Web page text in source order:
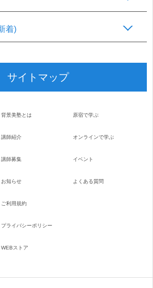
着)
サイトマップ
背景美塾とは
講師紹介
講師募集
お知らせ
原宿で学ぶ
オンラインで学ぶ
イベント
よくある質問
ご利用規約
プライバシーポリシー
WEBストア